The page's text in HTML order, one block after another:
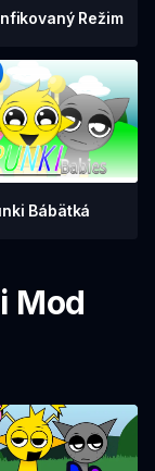
Režim
Bábätká
Mod